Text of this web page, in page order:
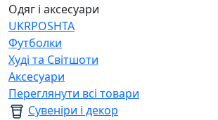
Одяг і аксесуари
UKRPOSHTA
Футболки
Худі та Світшоти
Аксесуари
Переглянути всі товари
Сувеніри і декор